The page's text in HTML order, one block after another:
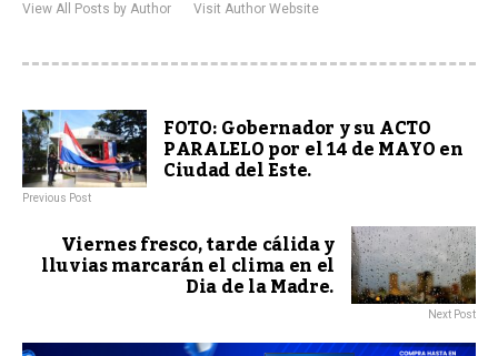
View All Posts by Author Visit Author Website
FOTO: Gobernador y su ACTO
PARALELO por el 14 de MAYO en
Ciudad del Este.
Previous Post
Viernes fresco, tarde cálida y
lluvias marcarán el clima en el
Dia de la Madre.
Next Post